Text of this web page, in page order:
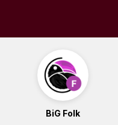
BiG Folk